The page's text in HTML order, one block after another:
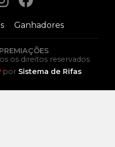
Ganhadores
os direitos reservados
por Sistema de Rifas